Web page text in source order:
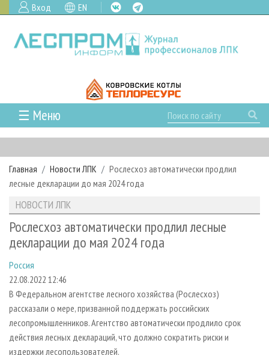
Вход EN
☰ Меню
ГЛАВНАЯ
РУБРИКИ И ТЕМЫ
РУБРИКИ ЖУРНАЛА
ЛЕСОЗАГОТОВКА
ЛЕСОПИЛЕНИЕ
СУШКА ДРЕВЕСИНЫ
ПРОИЗВОДСТВО ДРЕВЕСНЫХ ПЛИТ
ДЕРЕВЯННОЕ ДОМОСТРОЕНИЕ
ПРОИЗВОДСТВО МЕБЕЛИ
НОВОСТИ
НОВОСТИ ЛПК
НОВОСТИ ЖУРНАЛА
ПРОЕКТЫ ЛПИ
АНАЛИТИКА
ПРЕДПРИЯТИЯ ЛПК
ПЕРСОНЫ
МОБИЛЬНЫЕ ВЫСТАВКИ
ОФИЦИАЛЬНЫЕ ДЕЛЕГАЦИИ
ПРИОРИТЕТНЫЕ ИНВЕСТПРОЕКТЫ
АРХИВ ЖУРНАЛОВ
О ЖУРНАЛЕ
КОНТАКТЫ
РЕКЛАМОДАТЕЛЯМ
РЕКЛАМА
РЕКЛАМА НА САЙТЕ
Главная Новости ЛПК
Рослесхоз автоматически продлил
лесные декларации до мая 2024 года
НОВОСТИ ЛПК
Рослесхоз автоматически продлил лесные
декларации до мая 2024 года
Россия
22.08.2022 12:46
В Федеральном агентстве лесного хозяйства (Рослесхоз)
рассказали о мере, призванной поддержать российских
лесопромышленников. Агентство автоматически продлило срок
действия лесных деклараций, что должно сократить риски и
издержки лесопользователей.